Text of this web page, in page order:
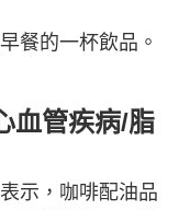
餐的一杯飲品。
血管疾病/脂
示，咖啡配油品